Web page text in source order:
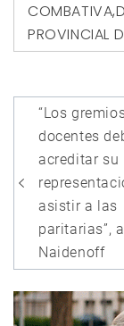
COMBATIVA,
PROVINCIAL
de
“Los
docentes
acreditar su
asistir a las
paritarias”,
Naidenoff